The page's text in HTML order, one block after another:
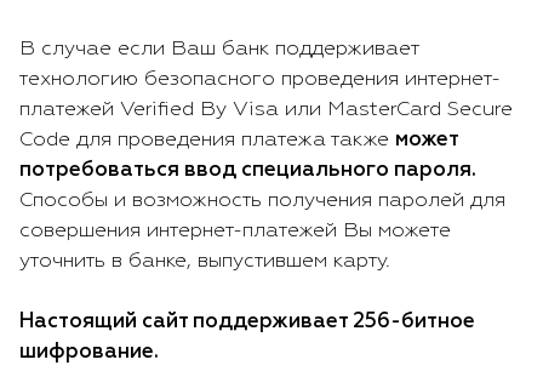
В случае если Ваш банк поддерживает
технологию безопасного проведения интернет-
платежей Verified By Visa или MasterCard Secure
Code для проведения платежа также может
потребоваться ввод специального пароля.
Способы и возможность получения паролей для
совершения интернет-платежей Вы можете
уточнить в банке, выпустившем карту.
Настоящий сайт поддерживает 256-битное
шифрование.